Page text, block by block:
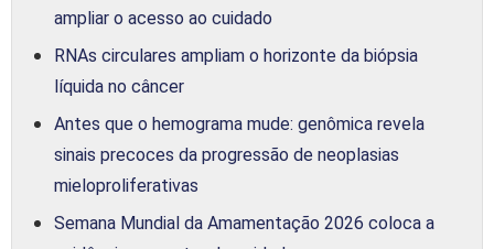
ampliar o acesso ao cuidado
RNAs circulares ampliam o horizonte da biópsia
líquida no câncer
Antes que o hemograma mude: genômica revela
sinais precoces da progressão de neoplasias
mieloproliferativas
Semana Mundial da Amamentação 2026 coloca a